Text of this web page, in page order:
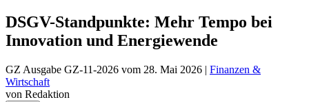
DSGV-Standpunkte: Mehr Tempo bei
Innovation und Energiewende
GZ Ausgabe GZ-11-2026 vom 28. Mai 2026 | Finanzen &
Wirtschaft
von Redaktion